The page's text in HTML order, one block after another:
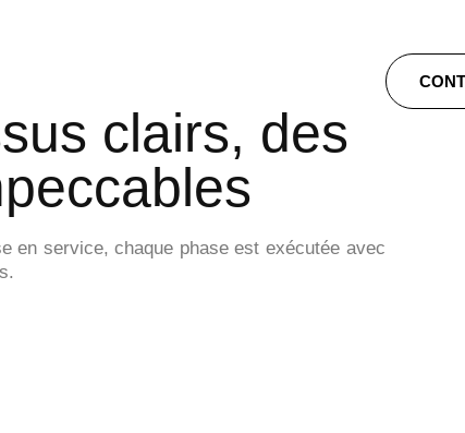
clairs, des
en service, chaque phase est exécutée avec